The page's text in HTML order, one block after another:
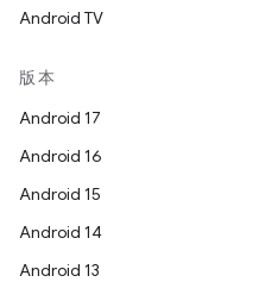
Android TV
版本
Android 17
Android 16
Android 15
Android 14
Android 13